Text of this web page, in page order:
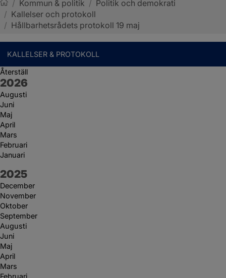
Sotenäs kommun
/ Kommun & politik / Politik och demokrati
/ Kallelser och protokoll
/ Hållbarhetsrådets protokoll 19 maj
KALLELSER & PROTOKOLL
Återställ
År:
2026
Augusti
Juni
Maj
April
Mars
Februari
Januari
År:
2025
December
November
Oktober
September
Augusti
Juni
Maj
April
Mars